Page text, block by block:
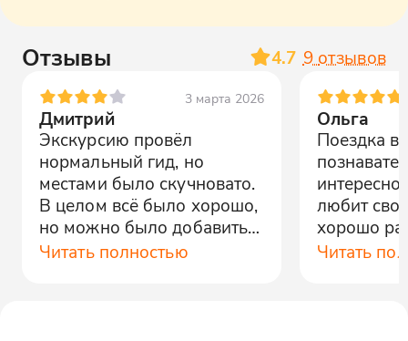
Отзывы 4.7 9 отзывов
3 марта 2026
Дмитрий
Экскурсию провёл
нормальный гид, но
местами было скучновато.
В целом всё было хорошо,
но можно было добавить
интерактивности.
Читать полностью
Ольга
Поездка в
любит
хорошо
теме.
Читать